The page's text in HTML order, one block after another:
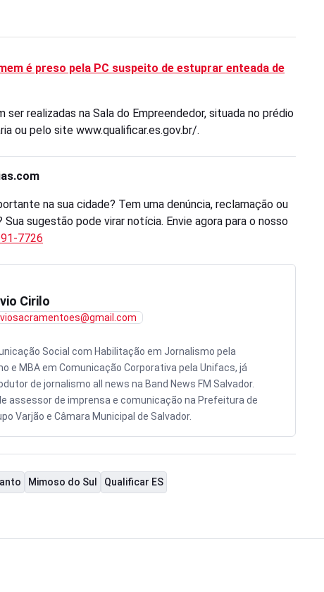
é preso pela PC suspeito de estuprar enteada de
ser realizadas na Sala do Empreendedor, situada no prédio
ou pelo site www.qualificar.es.gov.br/.
na sua cidade? Tem uma denúncia, reclamação ou
sugestão pode virar notícia. Envie agora para o nosso
7726
Cirilo
Social com Habilitação em Jornalismo pela
e MBA em Comunicação Corporativa pela Unifacs, já
de jornalismo all news na Band News FM Salvador.
assessor de imprensa e comunicação na Prefeitura de
Varjão e Câmara Municipal de Salvador.
Mimoso do Sul Qualificar ES